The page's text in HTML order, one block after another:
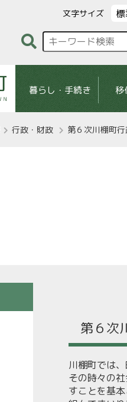
文字サイズ
暮らし・手続き 移
行政・財政 第６次川棚町
第６次
川棚町では
その時々の
すことを基